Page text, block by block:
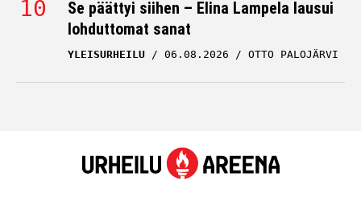
Se päättyi siihen – Elina Lampela lausui
lohduttomat sanat
YLEISURHEILU 06.08.2026 OTTO PALOJÄRVI